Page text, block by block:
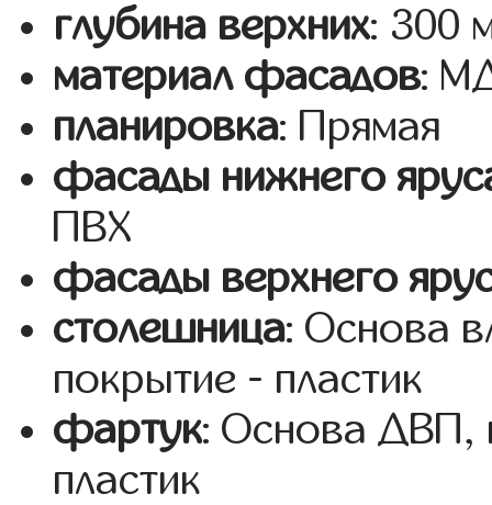
глубина верхних: 300
материал фасадов:
планировка: Прямая
фасады нижнего
ПВХ
фасады верхнего
столешница: Основа
покрытие - пластик
фартук: Основа ДВП,
пластик